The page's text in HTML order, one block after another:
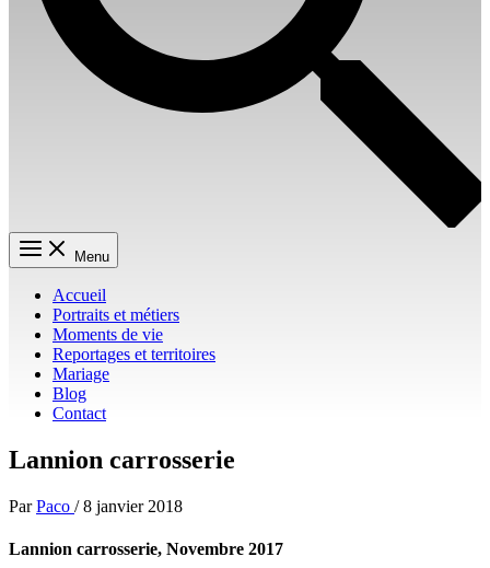
Menu
Accueil
Portraits et métiers
Moments de vie
Reportages et territoires
Mariage
Blog
Contact
Lannion carrosserie
ParPaco /8 janvier 2018
Lannion carrosserie, Novembre 2017